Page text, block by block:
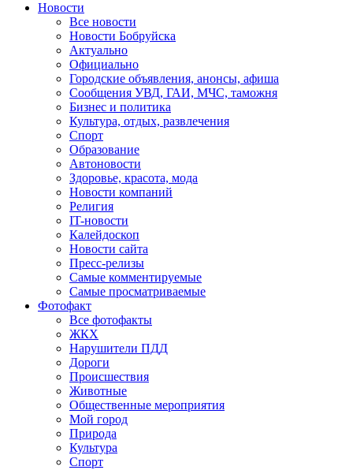
Новости
Все новости
Новости Бобруйска
Актуально
Официально
Городские объявления, анонсы, афиша
Сообщения УВД, ГАИ, МЧС, таможня
Бизнес и политика
Культура, отдых, развлечения
Спорт
Образование
Автоновости
Здоровье, красота, мода
Новости компаний
Религия
IT-новости
Калейдоскоп
Новости сайта
Пресс-релизы
Самые комментируемые
Самые просматриваемые
Фотофакт
Все фотофакты
ЖКХ
Нарушители ПДД
Дороги
Происшествия
Животные
Общественные мероприятия
Мой город
Природа
Культура
Спорт